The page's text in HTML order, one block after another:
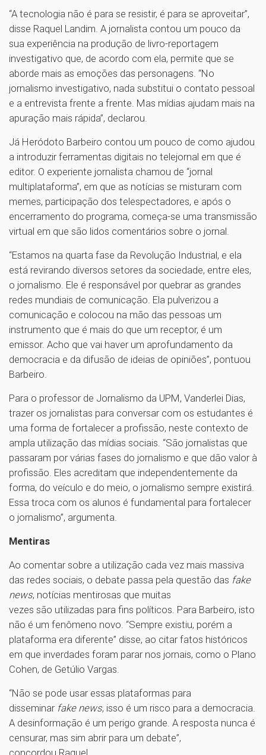
“A tecnologia não é para se resistir, é para se aproveitar”,
disse Raquel Landim. A jornalista contou um pouco da
sua experiência na produção de livro-reportagem
investigativo que, de acordo com ela, permite que se
aborde mais as emoções das personagens. “No
jornalismo investigativo, nada substitui o contato pessoal
e a entrevista frente a frente. Mas mídias ajudam mais na
apuração mais rápida”, declarou.
Já Heródoto Barbeiro contou um pouco de como ajudou
a introduzir ferramentas digitais no telejornal em que é
editor. O experiente jornalista chamou de “jornal
multiplataforma”, em que as notícias se misturam com
memes, participação dos telespectadores, e após o
encerramento do programa, começa-se uma transmissão
virtual em que são lidos comentários sobre o jornal.
“Estamos na quarta fase da Revolução Industrial, e ela
está revirando diversos setores da sociedade, entre eles,
o jornalismo. Ele é responsável por quebrar as grandes
redes mundiais de comunicação. Ela pulverizou a
comunicação e colocou na mão das pessoas um
instrumento que é mais do que um receptor, é um
emissor. Acho que vai haver um aprofundamento da
democracia e da difusão de ideias de opiniões”, pontuou
Barbeiro.
Para o professor de Jornalismo da UPM, Vanderlei Dias,
trazer os jornalistas para conversar com os estudantes é
uma forma de fortalecer a profissão, neste contexto de
ampla utilização das mídias sociais. “São jornalistas que
passaram por várias fases do jornalismo e que dão valor à
profissão. Eles acreditam que independentemente da
forma, do veículo e do meio, o jornalismo sempre existirá.
Essa troca com os alunos é fundamental para fortalecer
o jornalismo”, argumenta.
Mentiras
Ao comentar sobre a utilização cada vez mais massiva
das redes sociais, o debate passa pela questão das fake
news, notícias mentirosas que muitas
vezes são utilizadas para fins políticos. Para Barbeiro, isto
não é um fenômeno novo. “Sempre existiu, porém a
plataforma era diferente” disse, ao citar fatos históricos
em que inverdades foram parar nos jornais, como o Plano
Cohen, de Getúlio Vargas.
“Não se pode usar essas plataformas para
disseminar fake news, isso é um risco para a democracia.
A desinformação é um perigo grande. A resposta nunca é
censurar, mas sim abrir para um debate”,